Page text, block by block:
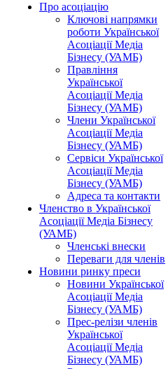
Про асоціацію
Ключові напрямки
роботи Української
Асоціації Медіа
Бізнесу (УАМБ)
Правління
Української
Асоціації Медіа
Бізнесу (УАМБ)
Члени Української
Асоціації Медіа
Бізнесу (УАМБ)
Сервіси Української
Асоціації Медіа
Бізнесу (УАМБ)
Адреса та контакти
Членство в Української
Асоціації Медіа Бізнесу
(УАМБ)
Членські внески
Переваги для членів
Новини ринку преси
Новини Української
Асоціації Медіа
Бізнесу (УАМБ)
Прес-релізи членів
Української
Асоціації Медіа
Бізнесу (УАМБ)